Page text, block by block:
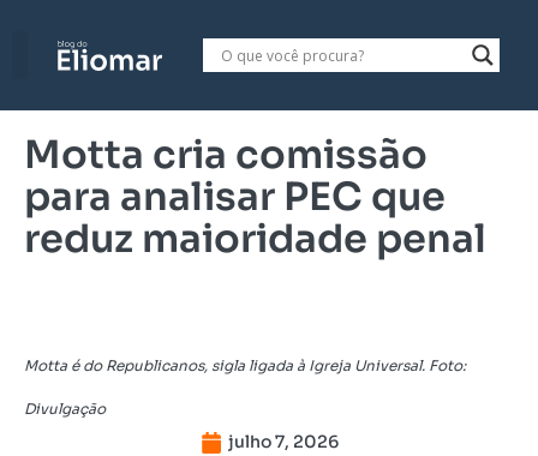
Motta cria comissão
para analisar PEC que
reduz maioridade penal
Motta é do Republicanos, sigla ligada à Igreja Universal. Foto:
Divulgação
julho 7, 2026